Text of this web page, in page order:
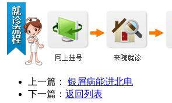
上一篇： 银屑病能进北电
下一篇： 返回列表